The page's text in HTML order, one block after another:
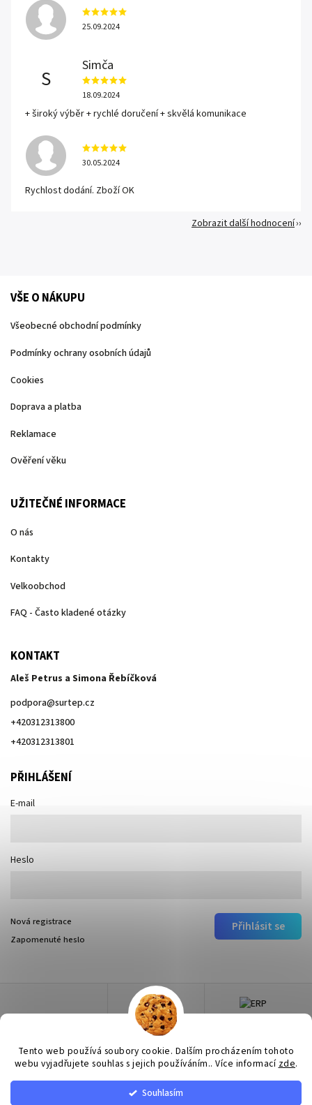
Tento web používá soubory cookie. Dalším procházením tohoto
webu vyjadřujete souhlas s jejich používáním.. Více informací zde.
Souhlasím
25.09.2024
S
Simča
18.09.2024
+ široký výběr + rychlé doručení + skvělá komunikace
30.05.2024
Rychlost dodání. Zboží OK
Zobrazit další hodnocení
VŠE O NÁKUPU
Všeobecné obchodní podmínky
Podmínky ochrany osobních údajů
Cookies
Doprava a platba
Reklamace
Ověření věku
UŽITEČNÉ INFORMACE
O nás
Kontakty
Velkoobchod
FAQ - Často kladené otázky
KONTAKT
Aleš Petrus a Simona Řebíčková
podpora@surtep.cz
+420312313800
+420312313801
PŘIHLÁŠENÍ
E-mail
Heslo
Přihlásit se
Nová registrace
Zapomenuté heslo
Surtep. Všechna práva vyhrazena.